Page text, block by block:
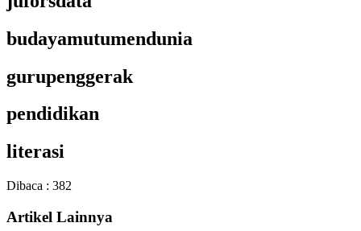
budayamutumendunia
gurupenggerak
pendidikan
literasi
Dibaca : 382
Artikel Lainnya